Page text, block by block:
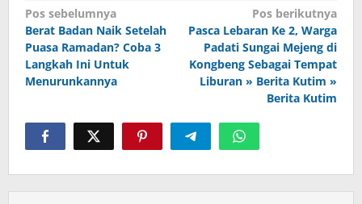
Navigasi
pos
Pos sebelumnya
Berat Badan Naik Setelah
Puasa Ramadan? Coba 3
Langkah Ini Untuk
Menurunkannya
Pos berikutnya
Pasca Lebaran Ke 2, Warga
Padati Sungai Mejeng di
Kongbeng Sebagai Tempat
Liburan » Berita Kutim »
Berita Kutim